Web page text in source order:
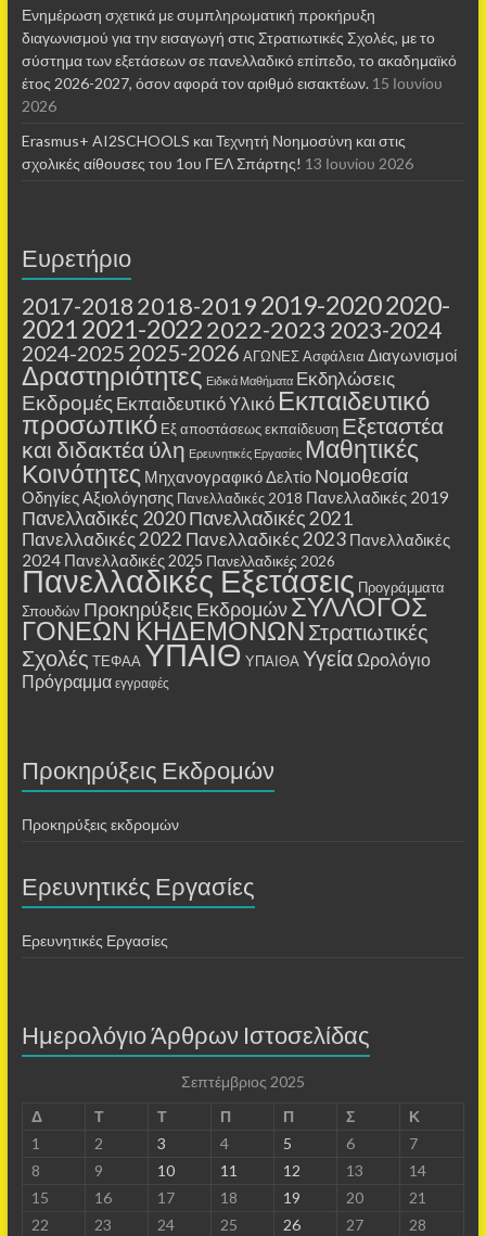
Ενημέρωση σχετικά με συμπληρωματική προκήρυξη
διαγωνισμού για την εισαγωγή στις Στρατιωτικές Σχολές, με το
σύστημα των εξετάσεων σε πανελλαδικό επίπεδο, το ακαδημαϊκό
έτος 2026-2027, όσον αφορά τον αριθμό εισακτέων. 15 Ιουνίου
2026
Erasmus+ AI2SCHOOLS και Τεχνητή Νοημοσύνη και στις
σχολικές αίθουσες τoυ 1ου ΓΕΛ Σπάρτης! 13 Ιουνίου 2026
Ευρετήριο
2017-2018 2018-20192019-20202020-
20212021-20222022-2023 2023-2024
2024-2025 2025-2026 ΑΓΩΝΕΣ Ασφάλεια Διαγωνισμοί
Δραστηριότητες Ειδικά Μαθήματα Εκδηλώσεις
Εκδρομές Εκπαιδευτικό Υλικό Εκπαιδευτικό
προσωπικό Εξ αποστάσεως εκπαίδευση Εξεταστέα
και διδακτέα ύλη Ερευνητικές Εργασίες Μαθητικές
Κοινότητες Μηχανογραφικό Δελτίο Νομοθεσία
Οδηγίες Αξιολόγησης Πανελλαδικές 2018 Πανελλαδικές 2019
Πανελλαδικές 2020 Πανελλαδικές 2021
Πανελλαδικές 2022 Πανελλαδικές 2023 Πανελλαδικές
2024 Πανελλαδικές 2025 Πανελλαδικές 2026
Πανελλαδικές Εξετάσεις Προγράμματα
Σπουδών Προκηρύξεις ΕκδρομώνΣΥΛΛΟΓΟΣ
ΓΟΝΕΩΝ ΚΗΔΕΜΟΝΩΝ Στρατιωτικές
Σχολές ΤΕΦΑΑ ΥΠΑΙΘ ΥΠΑΙΘΑ Υγεία Ωρολόγιο
Πρόγραμμα εγγραφές
Προκηρύξεις Εκδρομών
Προκηρύξεις εκδρομών
Ερευνητικές Εργασίες
Ερευνητικές Εργασίες
Ημερολόγιο Άρθρων Ιστοσελίδας
Σεπτέμβριος 2025
Δ
Τ Τ Π Π Σ
Κ
1
2 3 4 5 6
7
8
9 10 11 12 13
14
15
16 17 18 19 20
21
22
23 24 25 26 27
28